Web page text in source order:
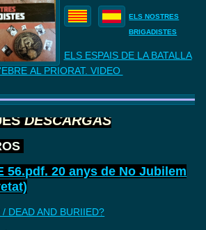
ELS NOSTRES
BRIGADISTES
ELS ESPAIS DE LA BATALLA
AL PRIORAT. VIDEO
DESCARGAS
56.pdf. 20 anys de No Jubilem
DEAD AND BURIIED?